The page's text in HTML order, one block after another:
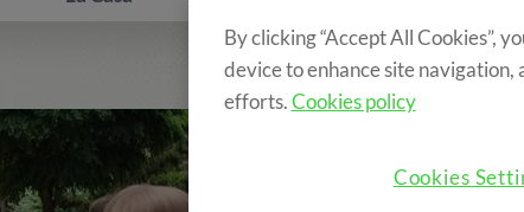
By clicking “Accept All Cookies”,
device to enhance site navigation,
efforts.Cookies policy
Cookies